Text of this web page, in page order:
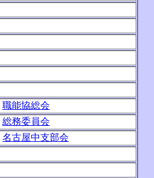
職能協総会
総務委員会
名古屋中支部会